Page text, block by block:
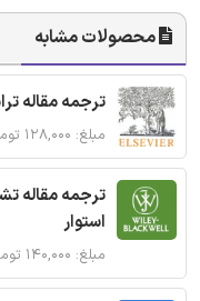
محصولات مشابه
ترجمه مقاله
مبلغ: ۱۲۸,۰۰۰ تومان
ترجمه مقاله
استوار
مبلغ: ۱۴۰,۰۰۰ تومان